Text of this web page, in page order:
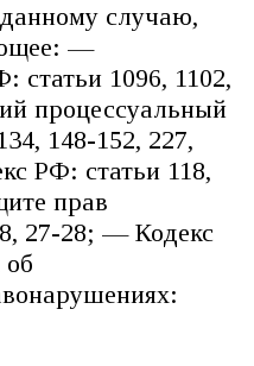
случаю,
—
статьи 1096, 1102,
процессуальный
148-152, 227,
РФ: статьи 118,
прав
27-28; — Кодекс